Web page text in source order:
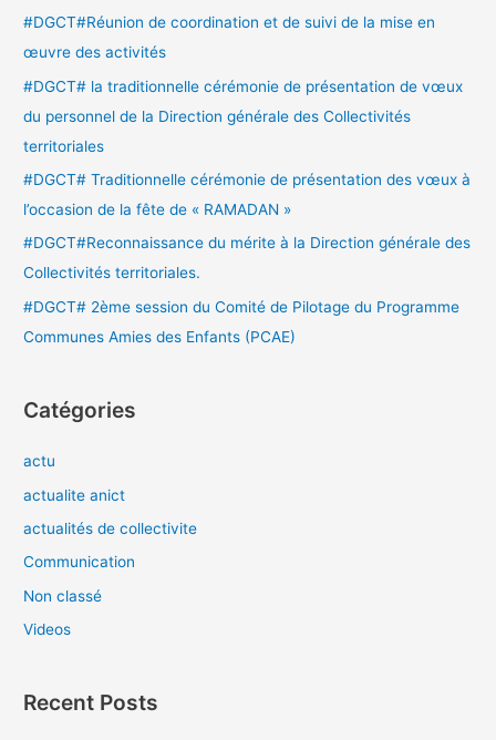
r
:
#DGCT#Réunion de coordination et de suivi de la mise en
œuvre des activités
#DGCT# la traditionnelle cérémonie de présentation de vœux
du personnel de la Direction générale des Collectivités
territoriales
#DGCT# Traditionnelle cérémonie de présentation des vœux à
l’occasion de la fête de « RAMADAN »
#DGCT#Reconnaissance du mérite à la Direction générale des
Collectivités territoriales.
#DGCT# 2ème session du Comité de Pilotage du Programme
Communes Amies des Enfants (PCAE)
Catégories
actu
actualite anict
actualités de collectivite
Communication
Non classé
Videos
Recent Posts